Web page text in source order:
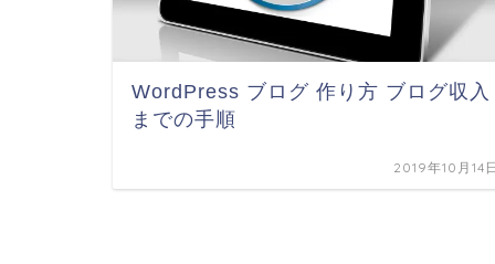
WordPress ブログ 作り方 ブログ収入
までの手順
2019年10月14